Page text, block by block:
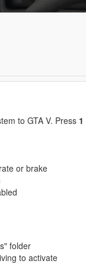
to GTA V. Press 1
or brake
folder
to activate